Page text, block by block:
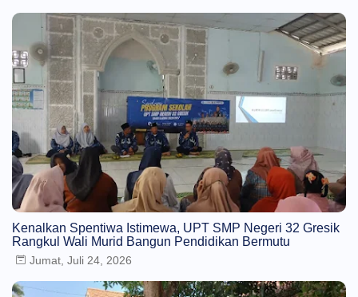
Kenalkan Spentiwa Istimewa, UPT SMP Negeri 32 Gresik
Rangkul Wali Murid Bangun Pendidikan Bermutu
Jumat, Juli 24, 2026